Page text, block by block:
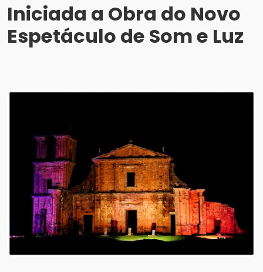
Iniciada a Obra do Novo
Espetáculo de Som e Luz